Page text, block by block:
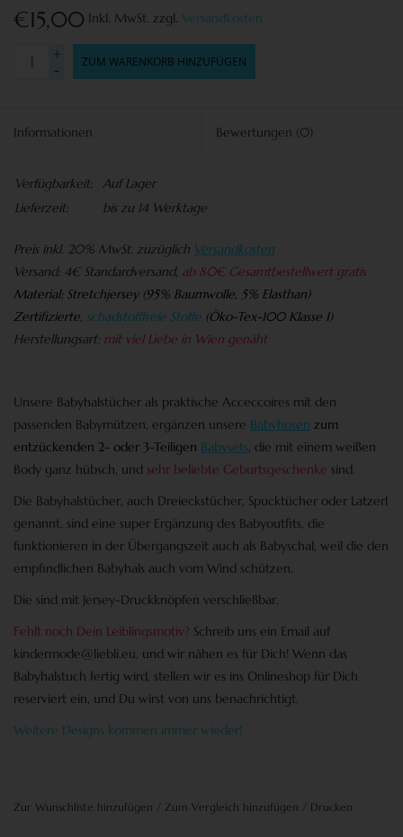
€15,00 Inkl. MwSt. zzgl. Versandkosten
+
-
ZUM WARENKORB HINZUFÜGEN
Informationen Bewertungen (0)
Verfügbarkeit:
Auf Lager
Lieferzeit:
bis zu 14 Werktage
Preis inkl. 20% MwSt. zuzüglich Versandkosten
Versand: 4€ Standardversand, ab 80€ Gesamtbestellwert gratis
Material: Stretchjersey (95% Baumwolle, 5% Elasthan)
Zertifizierte, schadstofffreie Stoffe (Öko-Tex-100 Klasse 1)
Herstellungsart: mit viel Liebe in Wien genäht
Unsere Babyhalstücher als praktische Acceccoires mit den
passenden Babymützen, ergänzen unsere Babyhosen zum
entzückenden 2- oder 3-Teiligen Babysets, die mit einem weißen
Body ganz hübsch, und sehr beliebte Geburtsgeschenke sind.
Die Babyhalstücher, auch Dreieckstücher, Spucktücher oder Latzerl
genannt, sind eine super Ergänzung des Babyoutfits, die
funktionieren in der Übergangszeit auch als Babyschal, weil die den
empfindlichen Babyhals auch vom Wind schützen.
Die sind mit Jersey-Druckknöpfen verschließbar.
Fehlt noch Dein Leiblingsmotiv? Schreib uns ein Email auf
kindermode@liebli.eu, und wir nähen es für Dich! Wenn das
Babyhalstuch fertig wird, stellen wir es ins Onlineshop für Dich
reserviert ein, und Du wirst von uns benachrichtigt.
Weitere Designs kommen immer wieder!
Zur Wunschliste hinzufügen Zum Vergleich hinzufügen Drucken